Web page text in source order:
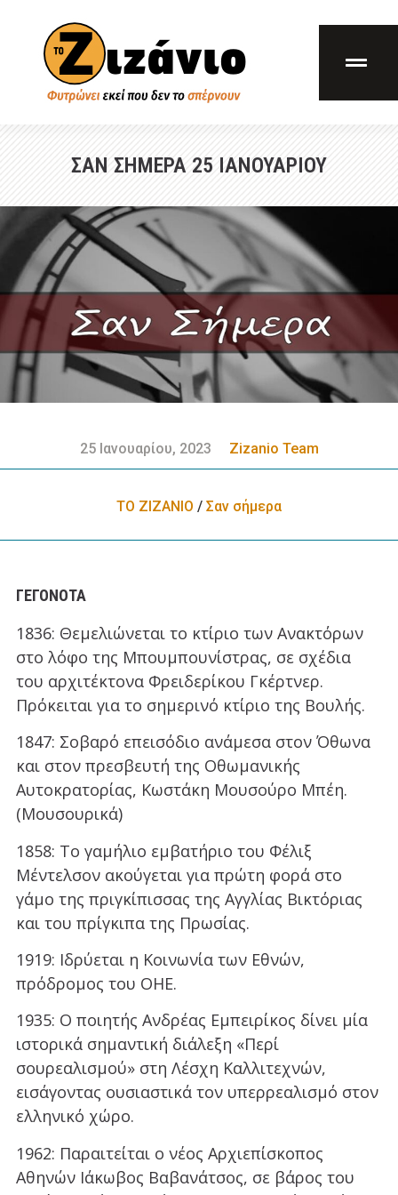
ΣΑΝ ΣΗΜΕΡΑ 25 ΙΑΝΟΥΑΡΙΟΥ
25 Ιανουαρίου, 2023 Zizanio Team
ΤΟ ΖΙΖΑΝΙΟ / Σαν σήμερα
ΓΕΓΟΝΌΤΑ
1836: Θεμελιώνεται το κτίριο των Ανακτόρων
στο λόφο της Mπουμπουνίστρας, σε σχέδια
του αρχιτέκτονα Φρειδερίκου Γκέρτνερ.
Πρόκειται για το σημερινό κτίριο της Βουλής.
1847: Σοβαρό επεισόδιο ανάμεσα στον Όθωνα
και στον πρεσβευτή της Οθωμανικής
Αυτοκρατορίας, Κωστάκη Μουσούρο Μπέη.
(Μουσουρικά)
1858: Το γαμήλιο εμβατήριο του Φέλιξ
Μέντελσον ακούγεται για πρώτη φορά στο
γάμο της πριγκίπισσας της Αγγλίας Βικτόριας
και του πρίγκιπα της Πρωσίας.
1919: Ιδρύεται η Κοινωνία των Εθνών,
πρόδρομος του ΟΗΕ.
1935: Ο ποιητής Ανδρέας Εμπειρίκος δίνει μία
ιστορικά σημαντική διάλεξη «Περί
σουρεαλισμού» στη Λέσχη Καλλιτεχνών,
εισάγοντας ουσιαστικά τον υπερρεαλισμό στον
ελληνικό χώρο.
1962: Παραιτείται ο νέος Αρχιεπίσκοπος
Αθηνών Ιάκωβος Βαβανάτσος, σε βάρος του